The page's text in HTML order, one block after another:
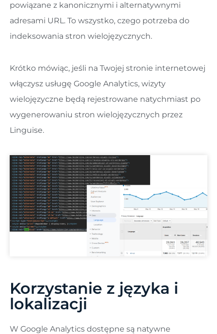
powiązane z kanonicznymi i alternatywnymi
adresami URL. To wszystko, czego potrzeba do
indeksowania stron wielojęzycznych.
Krótko mówiąc, jeśli na Twojej stronie internetowej
włączysz usługę Google Analytics, wizyty
wielojęzyczne będą rejestrowane natychmiast po
wygenerowaniu stron wielojęzycznych przez
Linguise.
Korzystanie z języka i
lokalizacji
W Google Analytics dostępne są natywne